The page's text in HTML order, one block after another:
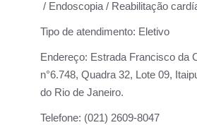
/ Endoscopia / Reabilitação
Tipo de atendimento: Eletivo
Endereço: Estrada Francisco da
n°6.748, Quadra 32, Lote 09,
do Rio de Janeiro.
Telefone: (021) 2609-8047